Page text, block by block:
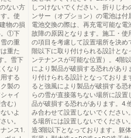
ない方
。使
物の損
。①下
の重
重た
。雪下
なり
する
製の
ャイ
む）
いよ
い。
ンス1.
しつけないでください。折りじ
ンサー（オプション）の電池は付
電池交換の際は、再充電可能な電
故障の原因となります。施工・
の項目を考慮して設置場所を決
階以下に取り付けられる設計とな
ンテナンスが可能な位置）。4階
により製品が破損する恐れがあ
り付けられる設計となっており
ると強風により製品が破損する
らの雪が直接落ちない場所に設
品が破損する恐れがあります。4.
み合わせて設置しないでください
る場所には設置しないでくださ
造3階以下となっております。躯